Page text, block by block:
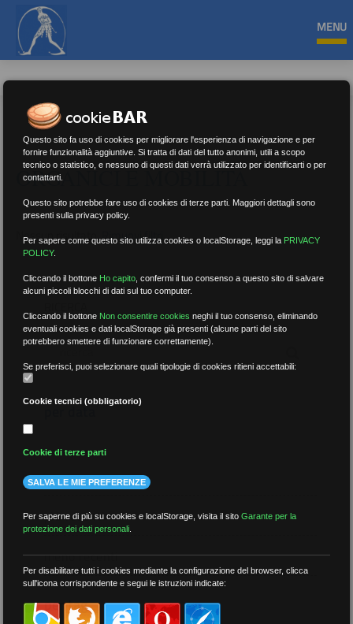
MENU
ORGANICI E MOBILITÀ
Nessun risultato.Rimuovi filtri
per data
più recenti
meno recenti
per tag
Questo sito fa uso di cookies per migliorare l'esperienza di navigazione e per
fornire funzionalità aggiuntive. Si tratta di dati del tutto anonimi, utili a scopo
tecnico o statistico, e nessuno di questi dati verrà utilizzato per identificarti o per
contattarti.
Questo sito potrebbe fare uso di cookies di terze parti. Maggiori dettagli sono
presenti sulla privacy policy.
Per sapere come questo sito utilizza cookies o localStorage, leggi la PRIVACY
POLICY.
Cliccando il bottone Ho capito ,confermi il tuo consenso a questo sito di salvare
alcuni piccoli blocchi di dati sul tuo computer.
Cliccando il bottone Non consentire cookies neghi il tuo consenso, eliminando
eventuali cookies e dati localStorage già presenti (alcune parti del sito
potrebbero smettere di funzionare correttamente).
Se preferisci, puoi selezionare quali tipologie di cookies ritieni accettabili:
Cookie tecnici (obbligatorio)
Cookie di terze parti
SALVA LE MIE PREFERENZE
Per saperne di più su cookies e localStorage, visita il sitoGarante per la
protezione dei dati personali
Per disabilitare tutti i cookies mediante la configurazione del browser, clicca
sull'icona corrispondente e segui le istruzioni indicate: